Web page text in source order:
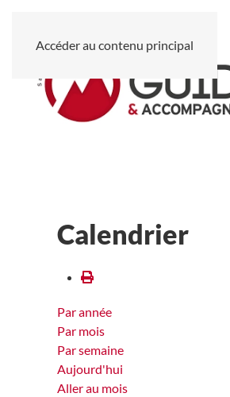
Accéder au contenu principal
Calendrier
Par année
Par mois
Par semaine
Aujourd'hui
Aller au mois